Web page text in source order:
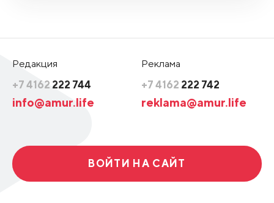
Редакция
+7 4162 222 744
info@amur.life
Реклама
+7 4162 222 742
reklama@amur.life
ВОЙТИ НА САЙТ